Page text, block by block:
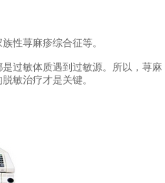
性荨麻疹综合征等。
过敏体质遇到过敏源。所以，荨麻
敏治疗才是关键。